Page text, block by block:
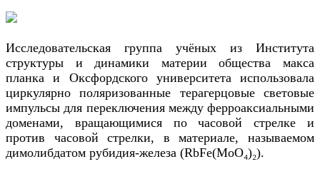
Исследовательская группа учёных из Института
структуры и динамики материи общества макса
планка и Оксфордского университета использовала
циркулярно поляризованные терагерцовые световые
импульсы для переключения между ферроаксиальными
доменами, вращающимися по часовой стрелке и
против часовой стрелки, в материале, называемом
димолибдатом рубидия-железа (RbFe(MoO₄)₂).